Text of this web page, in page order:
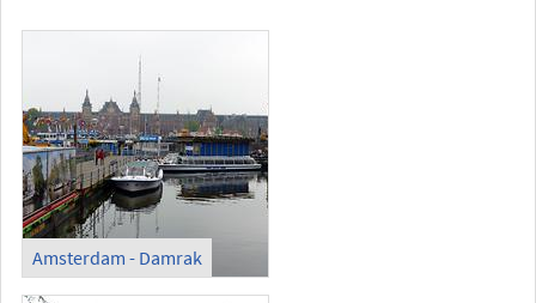
Amsterdam - Damrak